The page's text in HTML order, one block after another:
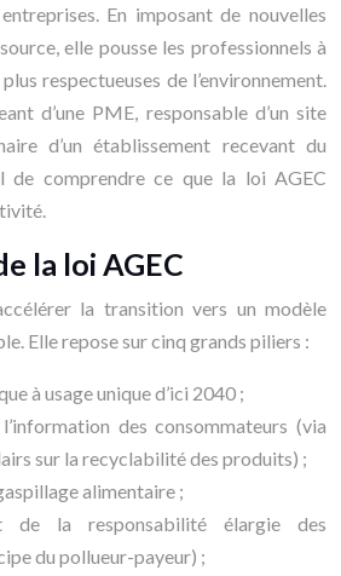
En imposant de nouvelles
elle pousse les professionnels à
respectueuses de l’environnement.
d’une PME, responsable d’un site
d’un établissement recevant du
de comprendre ce que la loi AGEC
la loi AGEC
la transition vers un modèle
Elle repose sur cinq grands piliers :
à usage unique d’ici 2040 ;
l’information des consommateurs (via
sur la recyclabilité des produits) ;
alimentaire ;
de la responsabilité élargie des
du pollueur-payeur) ;